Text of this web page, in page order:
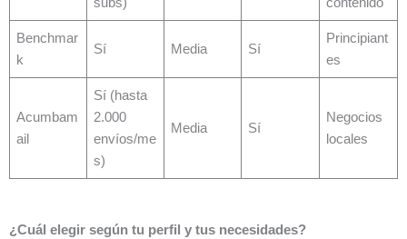
subs)
contenido
Benchmar
k
Sí Media Sí
Principiant
es
Acumbam
ail
Sí (hasta
2.000
envíos/me
s)
Media Sí
Negocios
locales
¿Cuál elegir según tu perfil y tus necesidades?